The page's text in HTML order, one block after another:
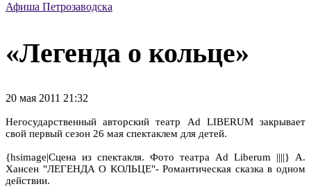
Афиша Петрозаводска
«Легенда о кольце»
20 мая 2011 21:32
Негосударственный авторский театр Ad LIBERUM закрывает
свой первый сезон 26 мая спектаклем для детей.
{hsimage|Сцена из спектакля. Фото театра Ad Liberum ||||} А.
Хансен "ЛЕГЕНДА О КОЛЬЦЕ"- Романтическая сказка в одном
действии.